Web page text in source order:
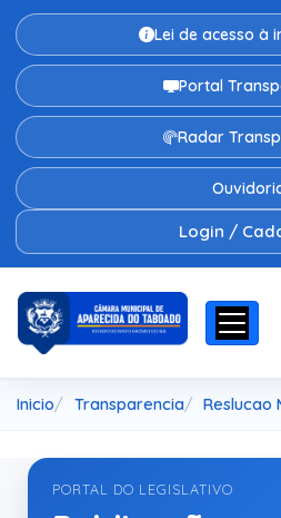
Lei de acesso à
Portal
Radar
Login /
Inicio Transparencia Reslucao
PORTAL DO LEGISLATIVO